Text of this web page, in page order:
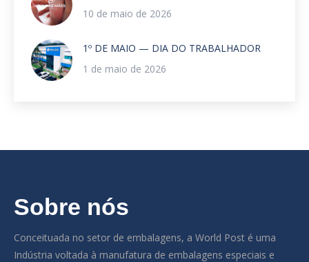
10 de maio de 2026
1º DE MAIO — DIA DO TRABALHADOR
1 de maio de 2026
Sobre nós
Conceituada no setor de embalagens, a World Post é uma
Indústria voltada à manufatura de embalagens especiais e